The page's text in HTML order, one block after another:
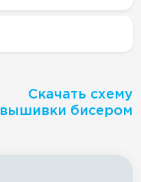
Скачать схему
вышивки бисером